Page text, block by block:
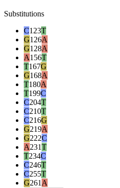
Substitutions
C123T
G126A
G128A
A156T
T167G
G168A
T180A
T199C
C204T
C210T
C216G
G219A
G222C
A231T
T234C
C246T
C255T
G261 A